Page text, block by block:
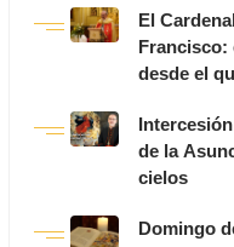
El
desde el
de la
cielos
Domingo